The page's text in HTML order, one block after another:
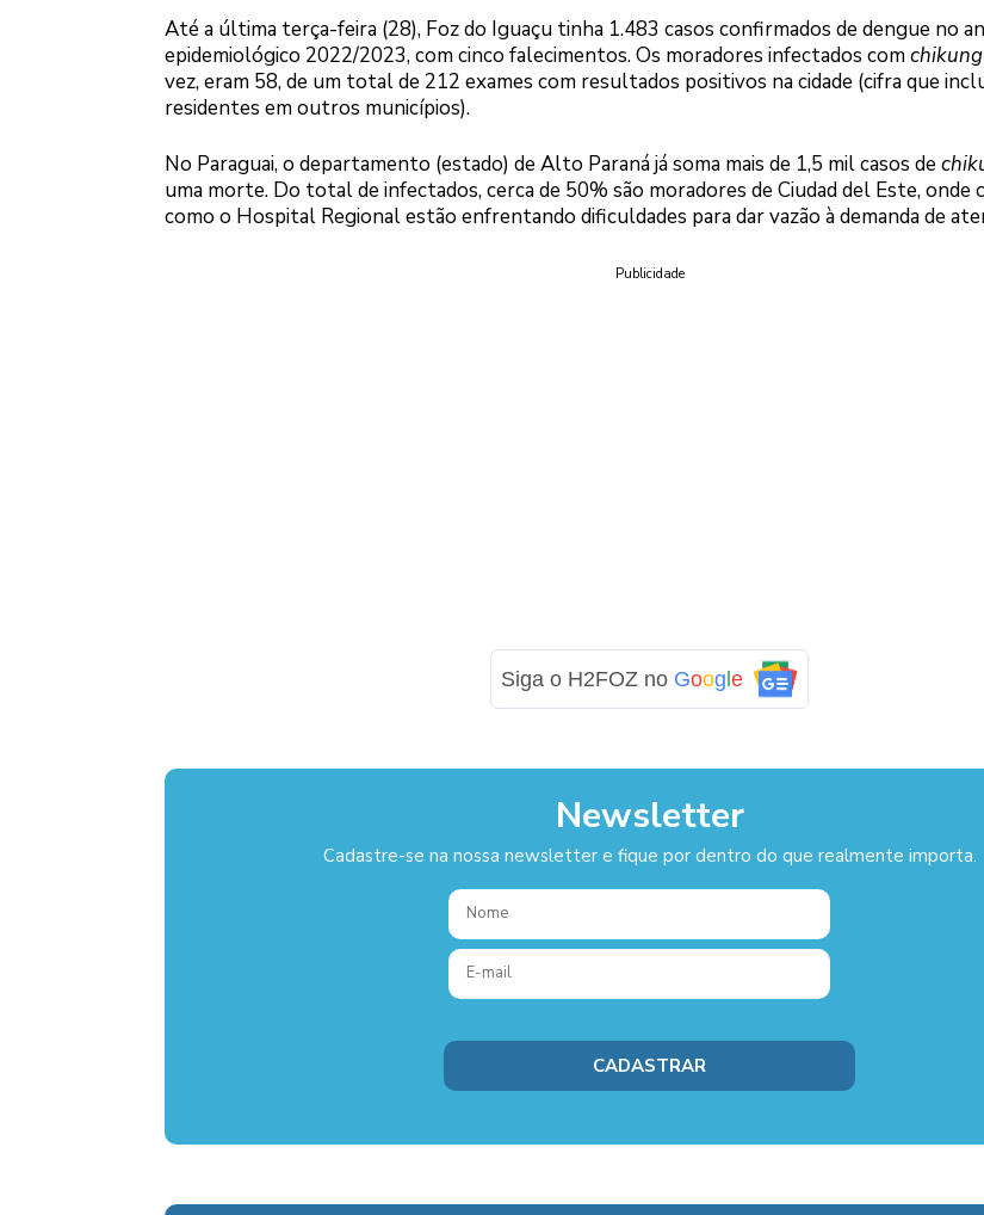
Até a última terça-feira (28), Foz do Iguaçu tinha 1.483 casos confirmados de dengue no
epidemiológico 2022/2023, com cinco falecimentos. Os moradores infectados com
vez, eram 58, de um total de 212 exames com resultados positivos na cidade (cifra que
residentes em outros municípios).
No Paraguai, o departamento (estado) de Alto Paraná já soma mais de 1,5 mil casos de
uma morte. Do total de infectados, cerca de 50% são moradores de Ciudad del Este, onde
como o Hospital Regional estão enfrentando dificuldades para dar vazão à demanda de
Publicidade
Siga o H2FOZ no Goog le
Newsletter
Cadastre-se na nossa newsletter e fique por dentro do que realmente importa.